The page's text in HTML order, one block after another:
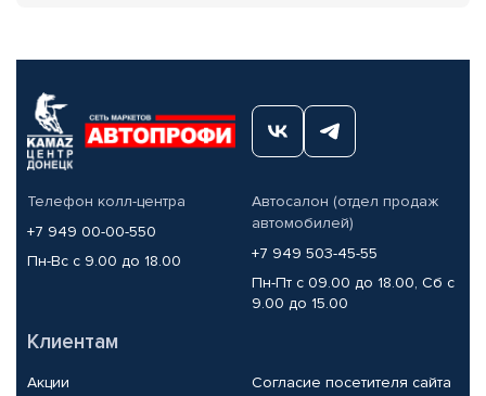
Телефон колл-центра
+7 949 00-00-550
Пн-Вс с 9.00 до 18.00
Автосалон (отдел продаж
автомобилей)
+7 949 503-45-55
Пн-Пт с 09.00 до 18.00, Сб с
9.00 до 15.00
Клиентам
Акции
Согласие посетителя сайта